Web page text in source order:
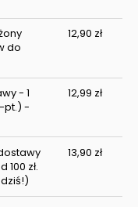
do
12,90 zł
- 1
pt.) -
12,99 zł
zł.
13,90 zł